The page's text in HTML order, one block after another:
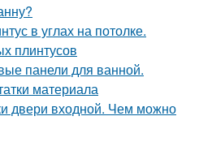
в углах на потолке.
плинтусов
панели для ванной.
материала
двери входной. Чем можно